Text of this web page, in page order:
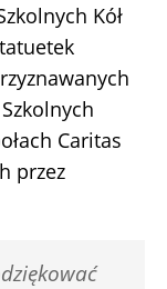
Kół
Caritas
przez